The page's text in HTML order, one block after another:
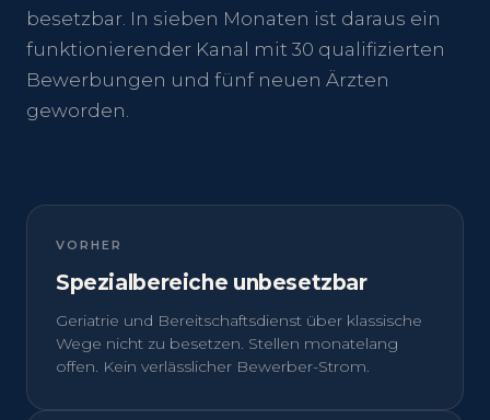
besetzbar. In sieben Monaten ist daraus ein
funktionierender Kanal mit 30 qualifizierten
Bewerbungen und fünf neuen Ärzten
geworden.
VORHER
Spezialbereiche unbesetzbar
Geriatrie und Bereitschaftsdienst über klassische
Wege nicht zu besetzen. Stellen monatelang
offen. Kein verlässlicher Bewerber-Strom.